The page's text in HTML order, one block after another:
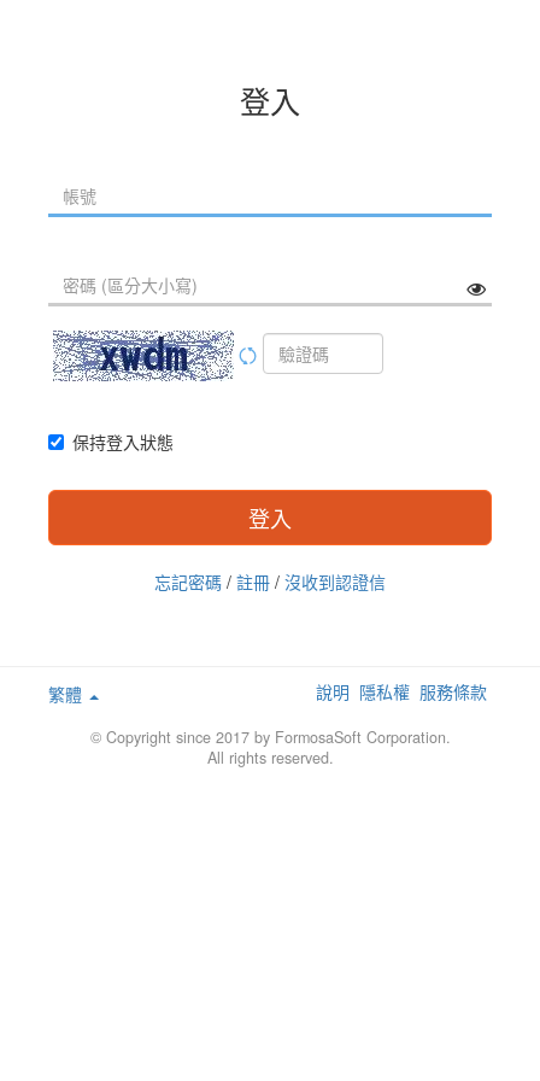
登入
保持登入狀態
登入
忘記密碼 / 註冊 / 沒收到認證信
繁體 說明 隱私權 服務條款
© Copyright since 2017 by FormosaSoft Corporation.
All rights reserved.